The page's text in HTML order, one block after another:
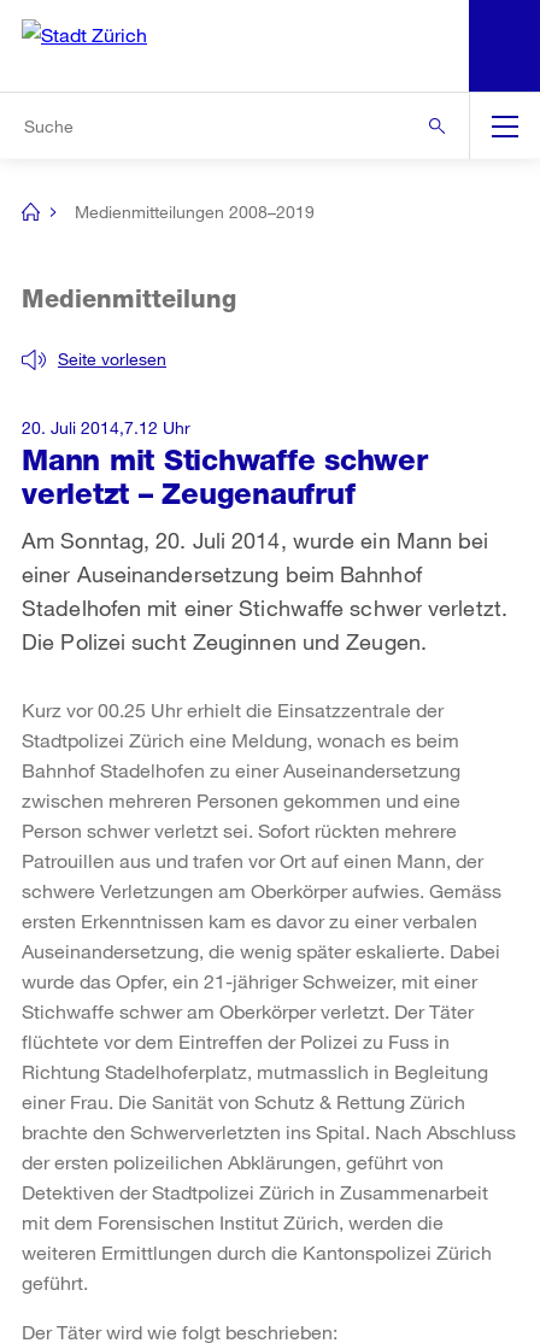
Navigation
[no
Medienmitteilungen 2008–2019
Mann mit Stichwaffe schwer
verletzt – Zeugenaufruf
Seite vorlesen
Medienmitteilung
Am Sonntag, 20. Juli 2014, wurde ein Mann bei
einer Auseinandersetzung beim Bahnhof
Stadelhofen mit einer Stichwaffe schwer verletzt.
Die Polizei sucht Zeuginnen und Zeugen.
20. Juli 2014,7.12 Uhr
Kurz vor 00.25 Uhr erhielt die Einsatzzentrale der
Stadtpolizei Zürich eine Meldung, wonach es beim
Bahnhof Stadelhofen zu einer Auseinandersetzung
zwischen mehreren Personen gekommen und eine
Person schwer verletzt sei. Sofort rückten mehrere
Patrouillen aus und trafen vor Ort auf einen Mann, der
schwere Verletzungen am Oberkörper aufwies. Gemäss
ersten Erkenntnissen kam es davor zu einer verbalen
Auseinandersetzung, die wenig später eskalierte. Dabei
wurde das Opfer, ein 21-jähriger Schweizer, mit einer
Stichwaffe schwer am Oberkörper verletzt. Der Täter
flüchtete vor dem Eintreffen der Polizei zu Fuss in
Richtung Stadelhoferplatz, mutmasslich in Begleitung
einer Frau. Die Sanität von Schutz & Rettung Zürich
brachte den Schwerverletzten ins Spital. Nach Abschluss
der ersten polizeilichen Abklärungen, geführt von
Detektiven der Stadtpolizei Zürich in Zusammenarbeit
mit dem Forensischen Institut Zürich, werden die
weiteren Ermittlungen durch die Kantonspolizei Zürich
geführt.
Der Täter wird wie folgt beschrieben: